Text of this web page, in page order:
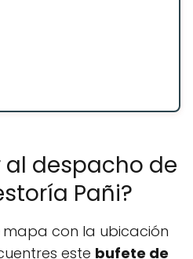
despacho de
Pañi?
mapa con la ubicación
este bufete de